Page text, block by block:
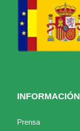
INFORMACIÓN
Prensa